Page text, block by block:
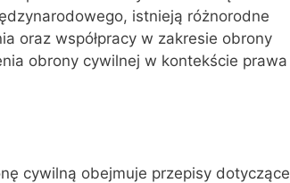
istnieją różnorodne
oraz współpracy w zakresie obrony
obrony cywilnej w kontekście prawa
cywilną obejmuje przepisy dotyczące